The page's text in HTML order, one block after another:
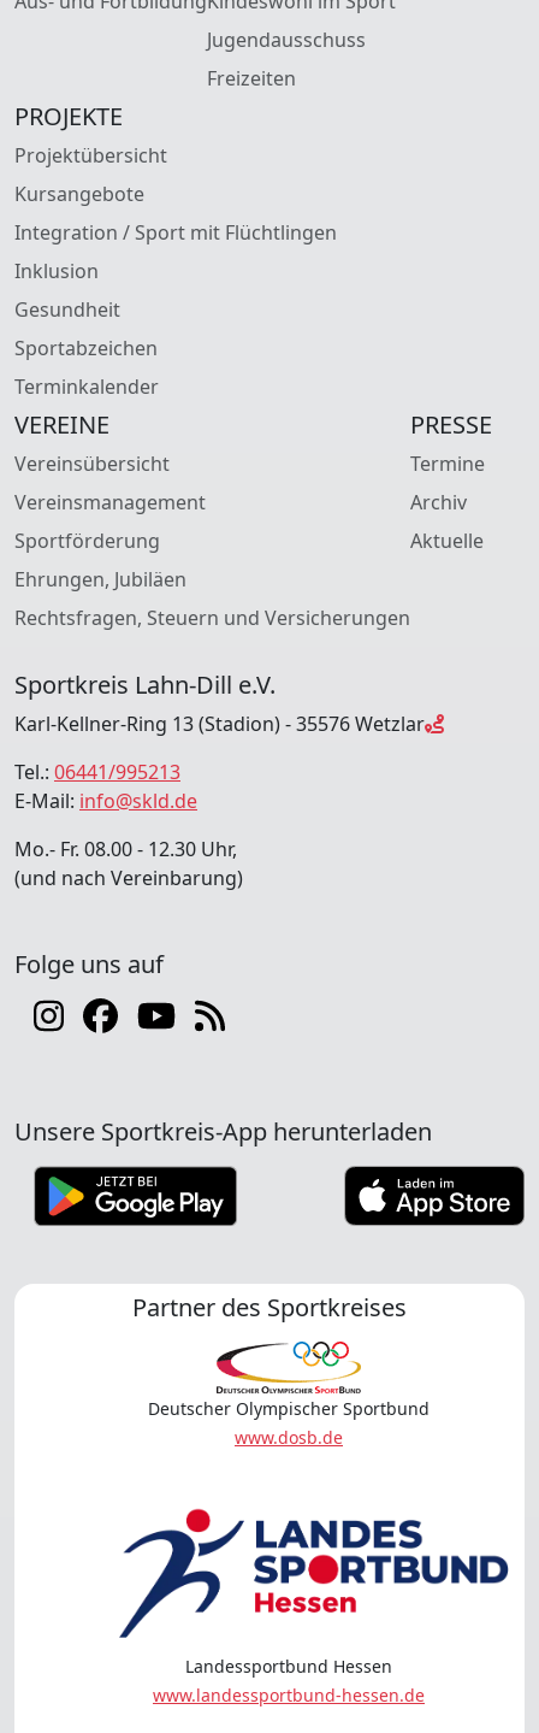
Jugendausschuss
Freizeiten
PROJEKTE
Projektübersicht
Kursangebote
Integration / Sport mit Flüchtlingen
Inklusion
Gesundheit
Sportabzeichen
Terminkalender
VEREINE
Vereinsübersicht
Vereinsmanagement
Sportförderung
Ehrungen, Jubiläen
Rechtsfragen, Steuern und Versicherungen
PRESSE
Termine
Archiv
Aktuelle
Sportkreis Lahn-Dill e.V.
Karl-Kellner-Ring 13 (Stadion) - 35576 Wetzlar
Tel.: 06441/995213
E-Mail: info@skld.de
Mo.- Fr. 08.00 - 12.30 Uhr,
(und nach Vereinbarung)
Folge uns auf
Unsere Sportkreis-App herunterladen
Partner des Sportkreises
Deutscher Olympischer Sportbund
www.dosb.de
Landessportbund Hessen
www.landessportbund-hessen.de